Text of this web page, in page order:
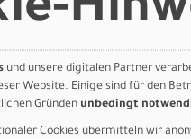
adjust, Range lever, 34.9,
und unsere digitalen Partner
Website. Einige sind für den
Gründen unbedingt
Cookies übermitteln wir